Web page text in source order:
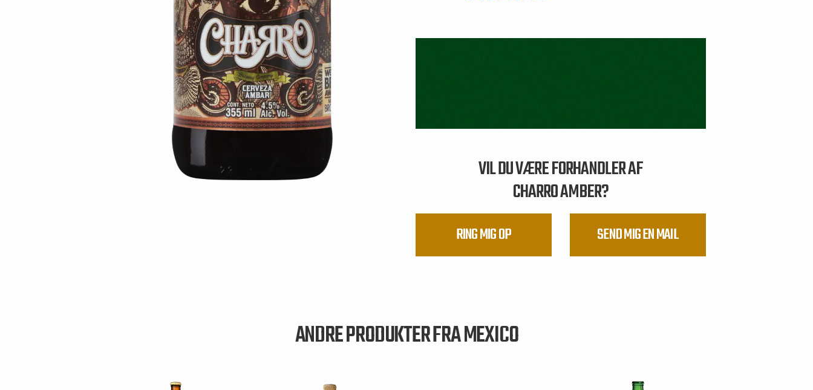
VIL DU VÆRE FORHANDLER AF
CHARRO AMBER?
RING MIG OP SEND MIG EN MAIL
ANDRE PRODUKTER FRA MEXICO